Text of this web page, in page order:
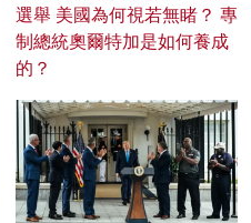
選舉 美國為何視若無睹？ 專
制總統奧爾特加是如何養成
的？